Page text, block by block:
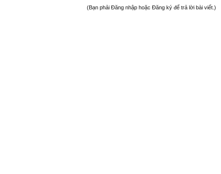
(Bạn phải Đăng nhập hoặc Đăng ký để trả lời bài viết.)